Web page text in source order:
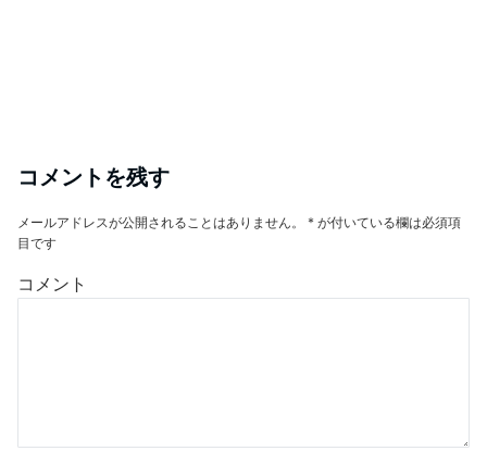
コメントを残す
メールアドレスが公開されることはありません。 * が付いている欄は必須項
目です
コメント